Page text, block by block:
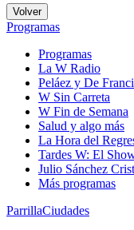
Volver
Programas
Programas
La W Radio
Peláez y De
W Sin Carreta
W Fin de Semana
Salud y algo más
La Hora del
Tardes W: El
Julio Sánchez
Más programas
ParrillaCiudades